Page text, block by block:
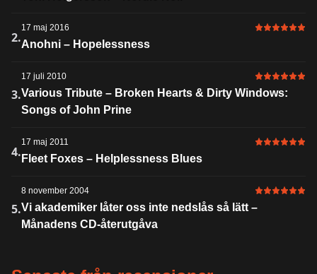
2.
17 maj 2016 6 av 6 i
Anohni – Hopelessness
3.
17 juli 2010 6 av 6 i
Various Tribute – Broken Hearts & Dirty Windows:
Songs of John Prine
4.
17 maj 2011 6 av 6 i
Fleet Foxes – Helplessness Blues
5.
8 november 2004 6 av 6 i
Vi akademiker låter oss inte nedslås så lätt –
Månadens CD-återutgåva